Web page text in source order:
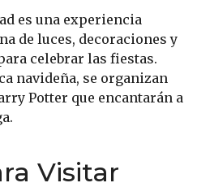
es una experiencia
de luces, decoraciones y
celebrar las fiestas.
navideña, se organizan
Potter que encantarán a
Visitar